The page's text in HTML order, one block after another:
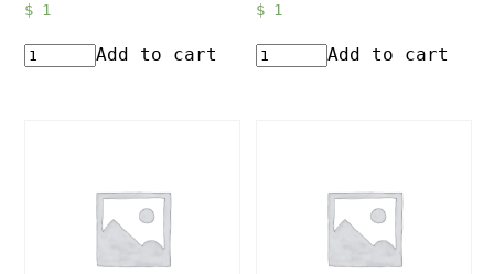
$1
Add to cart
$ 1
Add to cart